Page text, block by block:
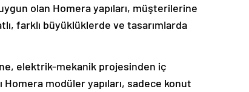
olan Homera yapıları, müşterilerine
farklı büyüklüklerde ve tasarımlarda
elektrik-mekanik projesinden iç
modüler yapıları, sadece konut